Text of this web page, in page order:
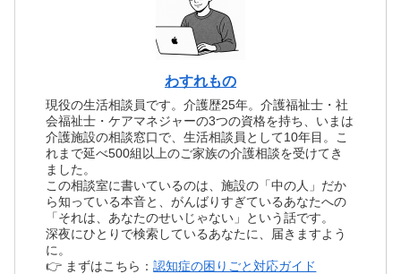
わすれもの
現役の生活相談員です。介護歴25年。介護福祉士・社
会福祉士・ケアマネジャーの3つの資格を持ち、いまは
介護施設の相談窓口で、生活相談員として10年目。こ
れまで延べ500組以上のご家族の介護相談を受けてき
ました。
この相談室に書いているのは、施設の「中の人」だか
ら知っている本音と、がんばりすぎているあなたへの
「それは、あなたのせいじゃない」という話です。
深夜にひとりで検索しているあなたに、届きますよう
に。
👉 まずはこちら：認知症の困りごと対応ガイド